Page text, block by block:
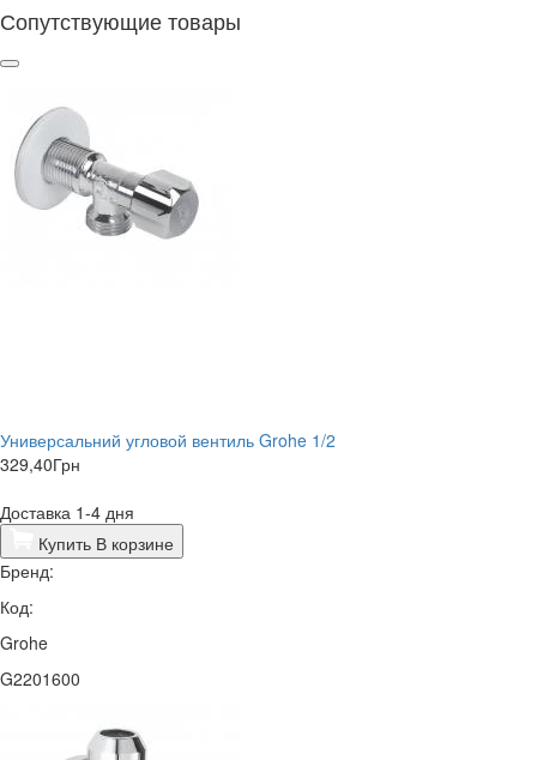
Сопутствующие товары
Универсальний угловой вентиль Grohe 1/2
329,40Грн
Доставка 1-4 дня
Купить В корзине
Бренд:
Код:
Grohe
G2201600